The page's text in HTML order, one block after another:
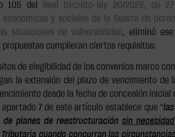
105 del
Real Decreto-ley 20/2022, de
económicas y sociales de la Guerra de
situaciones de vulnerabilidad, eliminó
propuestas cumplieran ciertos requisitos:
de elegibilidad de los convenios marco
la extensión del plazo de vencimiento
desde la fecha de concesión inicial
apartado 7 de este artículo establece que “
de planes de reestructuraciónsin
cuando concurran las